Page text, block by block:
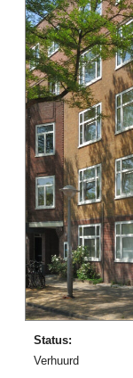
Status:
verhuurd